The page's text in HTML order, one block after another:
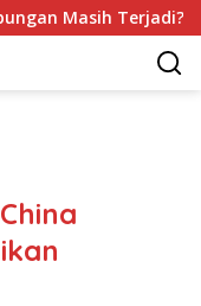
Terjadi?